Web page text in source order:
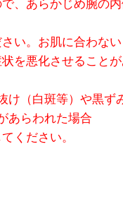
、あらかじめ腕の
い。お肌に合わな
を悪化させること
け（白斑等）や黒
あらわれた場合
ください。